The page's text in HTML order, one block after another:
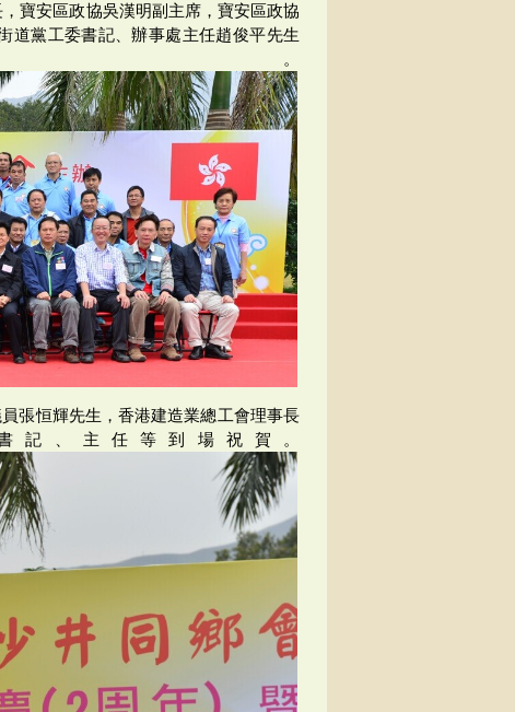
寶安區政協吳漢明副主席，寶安區政協
道黨工委書記、辦事處主任趙俊平先生
張恒輝先生，香港建造業總工會理事長
記、主任等到場祝賀。